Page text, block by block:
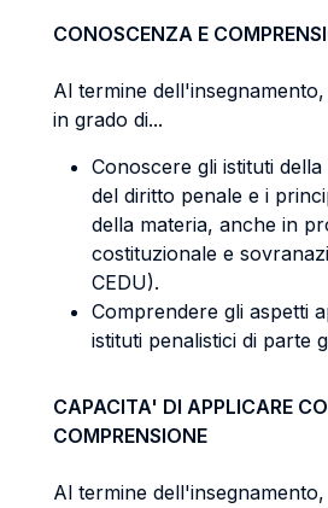
CONOSCENZA E
Al termine
in grado di...
Conoscere gli istituti
del diritto penale e i
della materia, anche in
costituzionale e
CEDU).
Comprendere gli aspetti
istituti penalistici di parte
CAPACITA' DI APPLICARE
COMPRENSIONE
Al termine